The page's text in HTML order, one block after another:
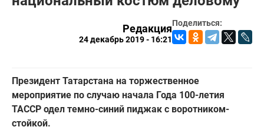
Поделиться:
Редакция
24 декабрь 2019 - 16:21
Президент Татарстана на торжественное
мероприятие по случаю начала Года 100-летия
ТАССР одел темно-синий пиджак с воротником-
стойкой.